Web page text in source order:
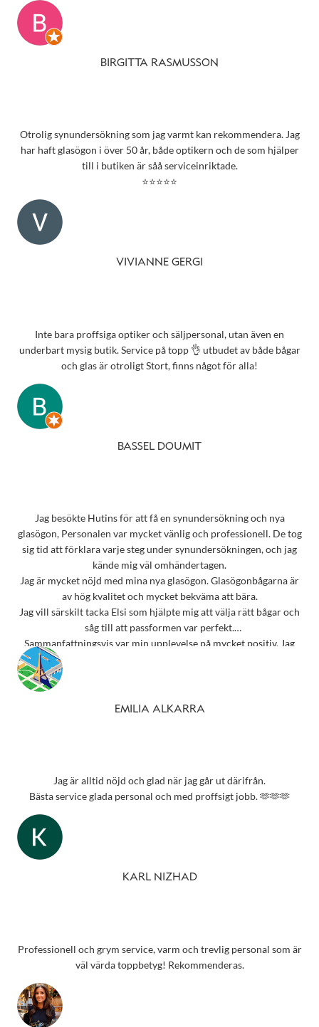
BIRGITTA RASMUSSON
Otrolig synundersökning som jag varmt kan rekommendera. Jag
har haft glasögon i över 50 år, både optikern och de som hjälper
till i butiken är såå serviceinriktade.
⭐⭐⭐⭐⭐
VIVIANNE GERGI
Inte bara proffsiga optiker och säljpersonal, utan även en
underbart mysig butik. Service på topp 👌 utbudet av både bågar
och glas är otroligt Stort, finns något för alla!
BASSEL DOUMIT
Jag besökte Hutins för att få en synundersökning och nya
glasögon, Personalen var mycket vänlig och professionell. De tog
sig tid att förklara varje steg under synundersökningen, och jag
kände mig väl omhändertagen.
Jag är mycket nöjd med mina nya glasögon. Glasögonbågarna är
av hög kvalitet och mycket bekväma att bära.
Jag vill särskilt tacka Elsi som hjälpte mig att välja rätt bågar och
såg till att passformen var perfekt.
Sammanfattningsvis var min upplevelse på mycket positiv. Jag
rekommenderar starkt detta ställe till alla som behöver
EMILIA ALKARRA
Jag är alltid nöjd och glad när jag går ut därifrån.
Bästa service glada personal och med proffsigt jobb. 🫶🫶🫶
KARL NIZHAD
Professionell och grym service, varm och trevlig personal som är
väl värda toppbetyg! Rekommenderas.